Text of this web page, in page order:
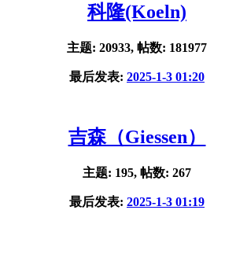
科隆(Koeln)
主题: 20933, 帖数: 181977
最后发表: 2025-1-3 01:20
吉森（Giessen）
主题: 195, 帖数: 267
最后发表: 2025-1-3 01:19